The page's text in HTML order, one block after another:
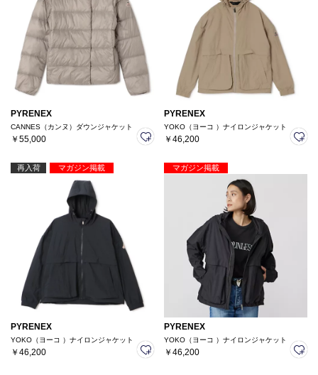
PYRENEX
CANNES（カンヌ）ダウンジャケット
￥55,000
PYRENEX
YOKO（ヨーコ ）ナイロンジャケット
￥46,200
再入荷 マガジン掲載
PYRENEX
YOKO（ヨーコ ）ナイロンジャケット
￥46,200
マガジン掲載
PYRENEX
YOKO（ヨーコ ）ナイロンジャケット
￥46,200